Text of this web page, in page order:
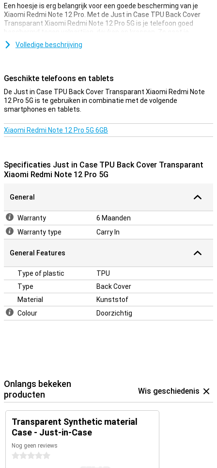
Een hoesje is erg belangrijk voor een goede bescherming van je
Xiaomi Redmi Note 12 Pro. Met de Just in Case TPU Back Cover
Transparant Xiaomi Redmi Note 12 Pro 5G is je telefoon goed
beschermd tegen valpartijen, deuken en krassen. Zo gaat je
telefoon lekker lang mee.
bescherming voor je toestel. Hier komt nog bij dat kunststof
hoesjes vaak niet zo duur zijn als andere hoesjes.
Volledige beschrijving
Geschikte telefoons en tablets
De Just in Case TPU Back Cover Transparant Xiaomi Redmi Note
12 Pro 5G is te gebruiken in combinatie met de volgende
smartphones en tablets.
Xiaomi Redmi Note 12 Pro 5G 6GB
Specificaties Just in Case TPU Back Cover Transparant
Xiaomi Redmi Note 12 Pro 5G
General
Warranty
6 Maanden
Warranty type
Carry In
General Features
Type of plastic
TPU
Type
Back Cover
Material
Kunststof
Colour
Doorzichtig
Onlangs bekeken
producten
Wis geschiedenis
Transparent Synthetic material
Case - Just-in-Case
Nog geen reviews
0 sterren